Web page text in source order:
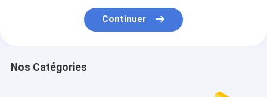
Continuer
Nos Catégories